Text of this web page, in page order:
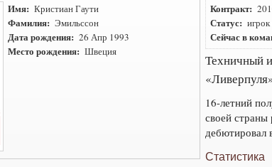
Имя: Кристиан Гаути
Фамилия: Эмильссон
Дата рождения: 26 Апр 1993
Место рождения: Швеция
Контракт:
Статус:
Сейчас в
Техничный
16-летний
своей
дебютировал
Статистика